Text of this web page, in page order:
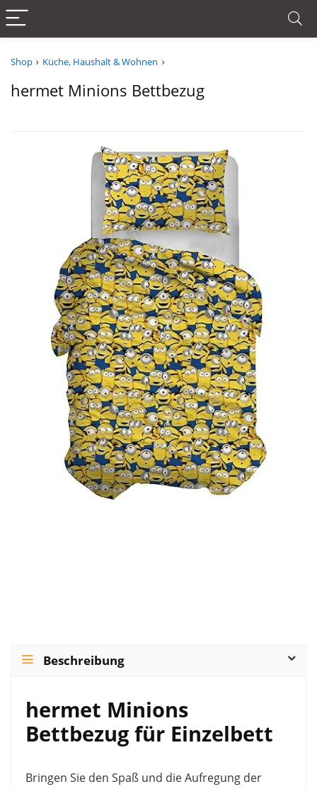
Shop Küche, Haushalt & Wohnen
hermet Minions Bettbezug
Beschreibung
hermet Minions
Bettbezug für Einzelbett
Bringen Sie den Spaß und die Aufregung der